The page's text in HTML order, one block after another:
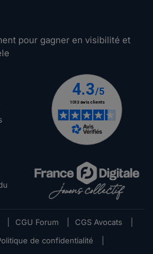
pour gagner en visibilité et
CGU Forum CGS Avocats
de confidentialité